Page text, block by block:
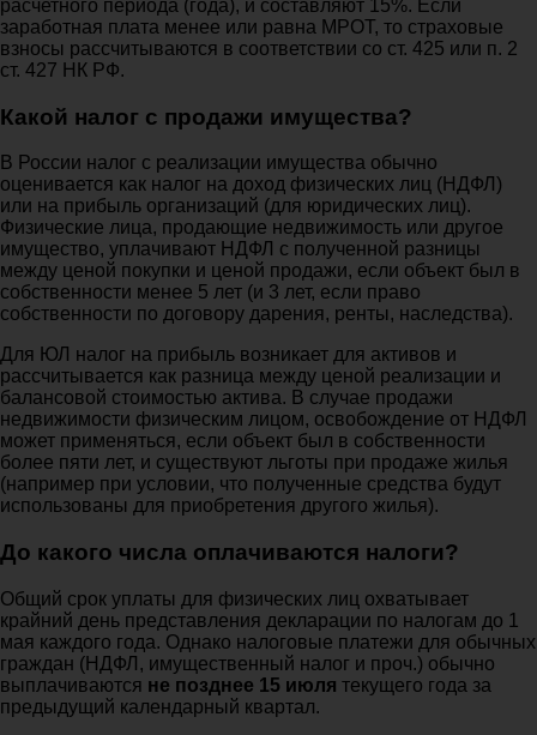
расчетного периода (года), и составляют 15%. Если
заработная плата менее или равна МРОТ, то страховые
взносы рассчитываются в соответствии со ст. 425 или п. 2
ст. 427 НК РФ.
Какой налог с продажи имущества?
В России налог с реализации имущества обычно
оценивается как налог на доход физических лиц (НДФЛ)
или на прибыль организаций (для юридических лиц).
Физические лица, продающие недвижимость или другое
имущество, уплачивают НДФЛ с полученной разницы
между ценой покупки и ценой продажи, если объект был в
собственности менее 5 лет (и 3 лет, если право
собственности по договору дарения, ренты, наследства).
Для ЮЛ налог на прибыль возникает для активов и
рассчитывается как разница между ценой реализации и
балансовой стоимостью актива. В случае продажи
недвижимости физическим лицом, освобождение от НДФЛ
может применяться, если объект был в собственности
более пяти лет, и существуют льготы при продаже жилья
(например при условии, что полученные средства будут
использованы для приобретения другого жилья).
До какого числа оплачиваются налоги?
Общий срок уплаты для физических лиц охватывает
крайний день представления декларации по налогам до 1
мая каждого года. Однако налоговые платежи для обычных
граждан (НДФЛ, имущественный налог и проч.) обычно
выплачиваются не позднее 15 июля текущего года за
предыдущий календарный квартал.